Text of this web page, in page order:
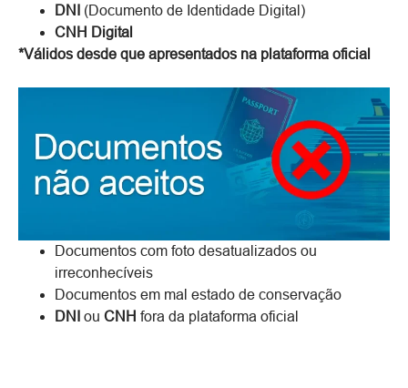
DNI
(Documento de Identidade Digital)
CNH Digital
*Válidos desde que apresentados na plataforma oficial
Documentos com foto desatualizados ou
irreconhecíveis
Documentos em mal estado de conservação
DNI
ou CNH fora da plataforma oficial